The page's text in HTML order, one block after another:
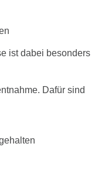
ist dabei besonders
Dafür sind